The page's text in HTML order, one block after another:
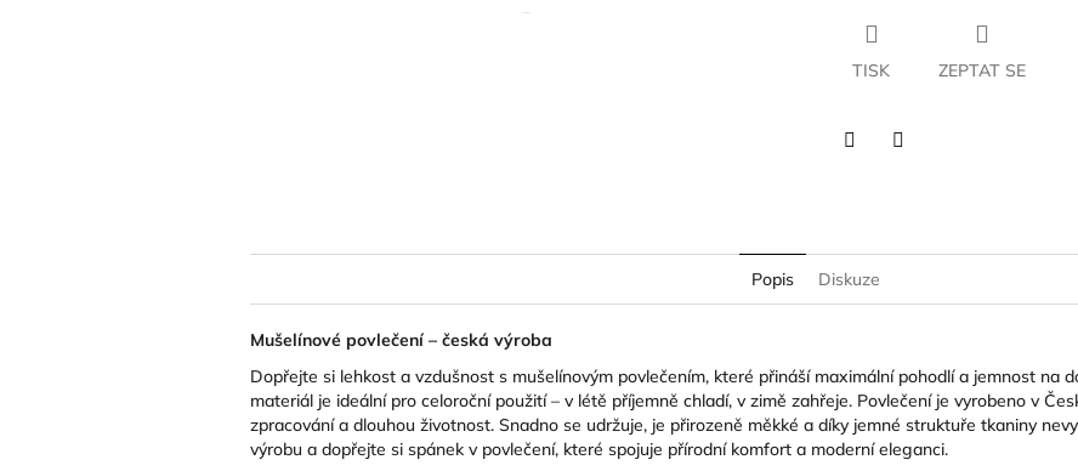
TISK ZEPTAT SE
Popis Diskuze
Mušelínové povlečení – česká výroba
Dopřejte si lehkost a vzdušnost s mušelínovým povlečením, které přináší maximální pohodlí a jemnost na
materiál je ideální pro celoroční použití – v létě příjemně chladí, v zimě zahřeje. Povlečení je vyrobeno v
zpracování a dlouhou životnost. Snadno se udržuje, je přirozeně měkké a díky jemné struktuře tkaniny
výrobu a dopřejte si spánek v povlečení, které spojuje přírodní komfort a moderní eleganci.